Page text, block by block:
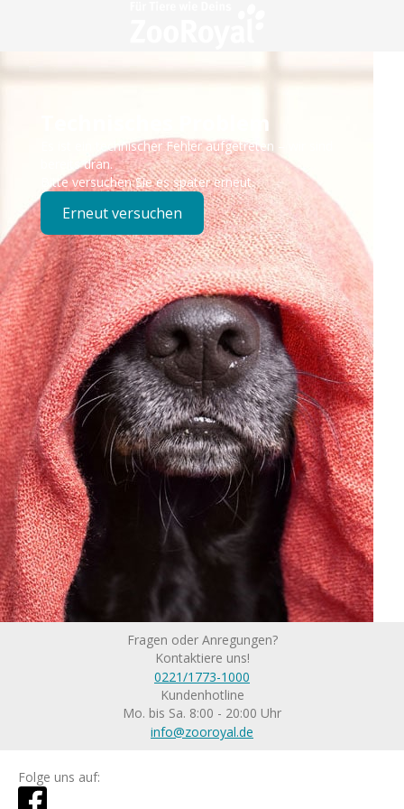
Technisches Problem
Es ist ein technischer Fehler aufgetreten – wir sind
bereits dran.
Bitte versuchen Sie es später erneut.
Erneut versuchen
Fragen oder Anregungen?
Kontaktiere uns!
0221/1773-1000
Kundenhotline
Mo. bis Sa. 8:00 - 20:00 Uhr
info@zooroyal.de
Folge uns auf: